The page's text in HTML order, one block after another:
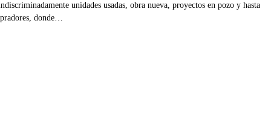
unidades usadas, obra nueva, proyectos en pozo y hasta
donde…